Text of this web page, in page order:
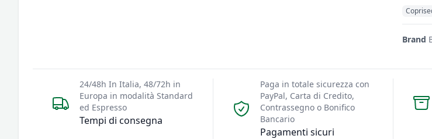
Brand
Tempi di consegna
24/48h In Italia, 48/72h in
Europa in modalità Standard
ed Espresso
Pagamenti sicuri
Paga in totale sicurezza con
PayPal, Carta di Credito,
Contrassegno o Bonifico
Bancario